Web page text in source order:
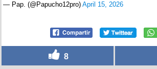
— Pap. (@Papucho12pro) April 15, 2026
8